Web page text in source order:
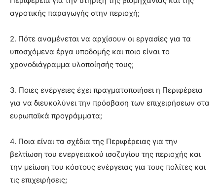
αγροτικής παραγωγής στην περιοχή;
2. Πότε αναμένεται να αρχίσουν οι εργασίες για τα
υποσχόμενα έργα υποδομής και ποιο είναι το
χρονοδιάγραμμα υλοποίησής τους;
3. Ποιες ενέργειες έχει πραγματοποιήσει η Περιφέρεια
για να διευκολύνει την πρόσβαση των επιχειρήσεων στα
ευρωπαϊκά προγράμματα;
4. Ποια είναι τα σχέδια της Περιφέρειας για την
βελτίωση του ενεργειακού ισοζυγίου της περιοχής και
την μείωση του κόστους ενέργειας για τους πολίτες και
τις επιχειρήσεις;